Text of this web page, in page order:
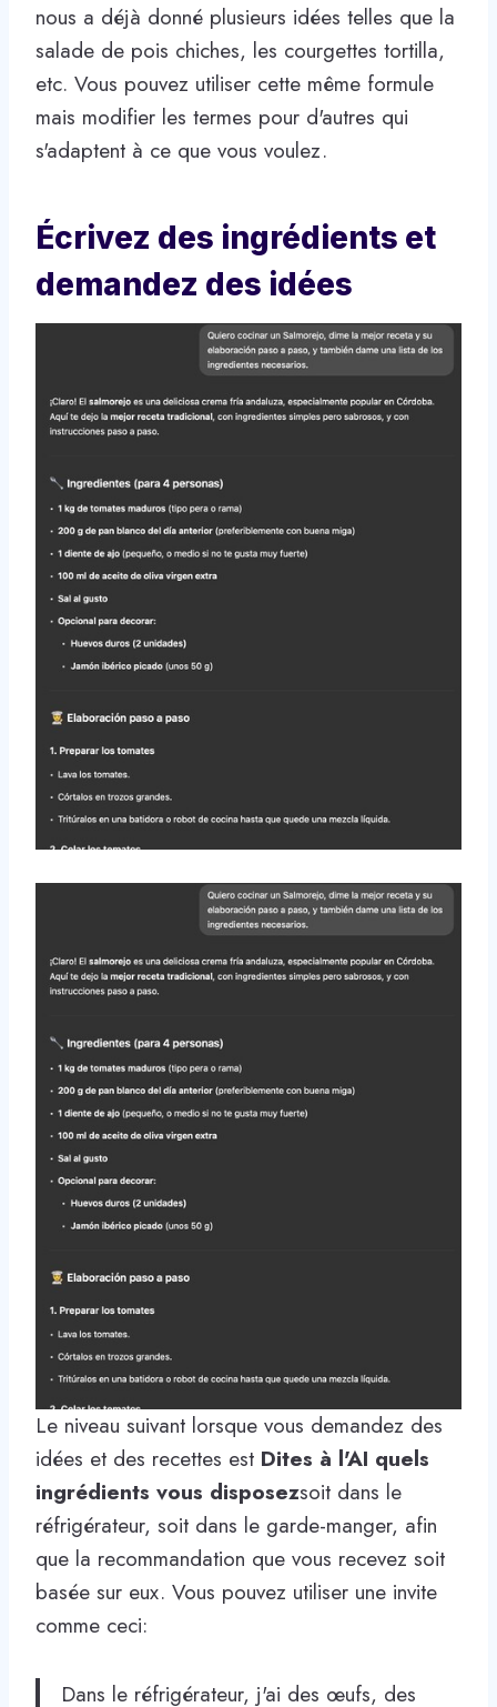
nous a déjà donné plusieurs idées telles que la
salade de pois chiches, les courgettes tortilla,
etc. Vous pouvez utiliser cette même formule
mais modifier les termes pour d'autres qui
s'adaptent à ce que vous voulez.
Écrivez des ingrédients et
demandez des idées
Le niveau suivant lorsque vous demandez des
idées et des recettes est Dites à l'AI quels
ingrédients vous disposezsoit dans le
réfrigérateur, soit dans le garde-manger, afin
que la recommandation que vous recevez soit
basée sur eux. Vous pouvez utiliser une invite
comme ceci:
Dans le réfrigérateur, j'ai des œufs, des